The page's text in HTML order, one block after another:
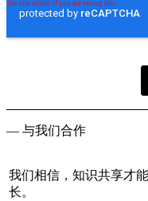
— 与我们合作
我们相信，知识共享才
长。